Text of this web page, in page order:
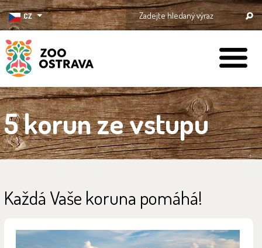
CZ
ZOO Ostrava
5 korun ze vstupu
Každá Vaše koruna pomáhá!